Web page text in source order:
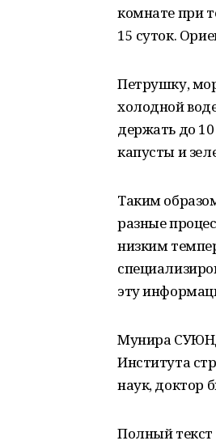
комнате при
15 суток.
Петрушку,
холодной
держать до
капусты и
Таким
разные
низким
эту
Мунира
Института
наук, доктор
Полный текст